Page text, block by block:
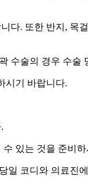
다. 또한 반지, 목
수술의 경우 수술
시기 바랍니다.
있는 것을 준비
일 코디와 의료진